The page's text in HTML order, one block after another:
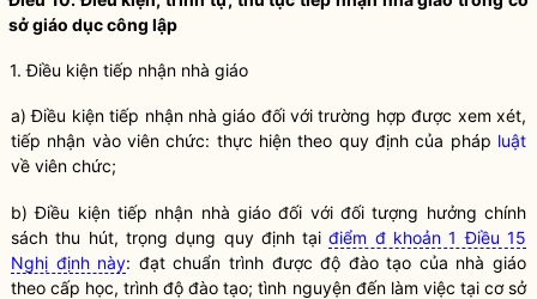
sở giáo dục công lập
1. Điều kiện tiếp nhận nhà giáo
a) Điều kiện tiếp nhận nhà giáo đối với trường hợp được xem xét,
tiếp nhận vào viên chức: thực hiện theo quy định của pháp luật
về viên chức;
b) Điều kiện tiếp nhận nhà giáo đối với đối tượng hưởng chính
sách thu hút, trọng dụng quy định tạiđiểm đ khoản 1 Điều 15
Nghị định này: đạt chuẩn trình được độ đào tạo của nhà giáo
theo cấp học, trình độ đào tạo; tình nguyện đến làm việc tại cơ sở